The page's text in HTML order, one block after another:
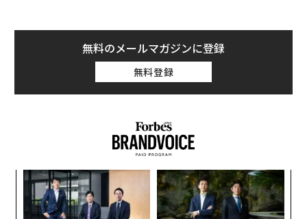
無料のメールマガジンに登録
無料登録